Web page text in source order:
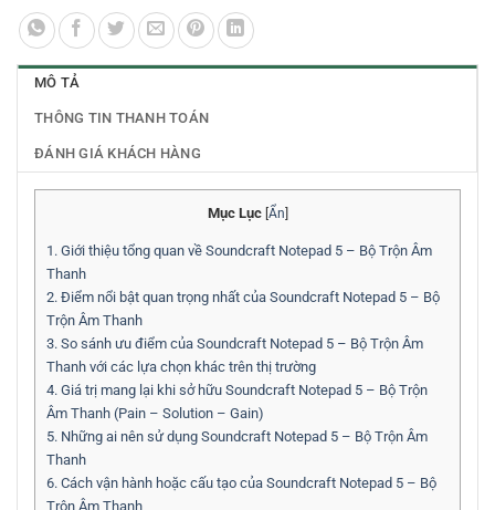
MÔ TẢ
THÔNG TIN THANH TOÁN
ĐÁNH GIÁ KHÁCH HÀNG
Mục Lục [Ẩn]
1. Giới thiệu tổng quan về Soundcraft Notepad 5 – Bộ Trộn Âm
Thanh
2. Điểm nổi bật quan trọng nhất của Soundcraft Notepad 5 – Bộ
Trộn Âm Thanh
3. So sánh ưu điểm của Soundcraft Notepad 5 – Bộ Trộn Âm
Thanh với các lựa chọn khác trên thị trường
4. Giá trị mang lại khi sở hữu Soundcraft Notepad 5 – Bộ Trộn
Âm Thanh (Pain – Solution – Gain)
5. Những ai nên sử dụng Soundcraft Notepad 5 – Bộ Trộn Âm
Thanh
6. Cách vận hành hoặc cấu tạo của Soundcraft Notepad 5 – Bộ
Trộn Âm Thanh